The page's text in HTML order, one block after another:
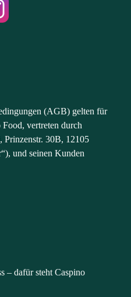
(AGB) gelten für
vertreten durch
Prinzenstr. 30B, 12105
und seinen Kunden
– dafür steht Caspino